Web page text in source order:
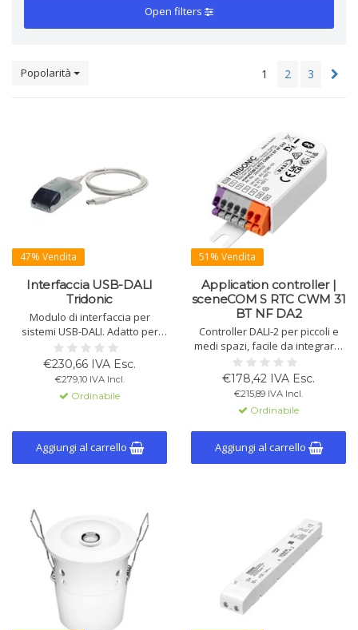
Open filters
Popolarità 1 2 3
47% Vendita
Interfaccia USB-DALI
Tridonic
Modulo di interfaccia per
sistemi USB-DALI. Adatto per
collegare strumenti software
Tridonic, indirizzamento,
programmazione e
parametrizzazione di
installazioni DALI. Alimentato
USB.
€230,66 IVA Esc.
€279,10 IVA Incl.
Ordinabile
Aggiungi al carrello
51% Vendita
Application controller |
sceneCOM S RTC CWM 31
BT NF DA2
Controller DALI-2 per piccoli e
medi spazi, facile da integrare.
Supporta Tridonic e altri
dispositivi DALI/DALI-2.
Aggiornamenti firmware via
Bluetooth. 4 ingressi per
interruttori, alimentazione
tramite linea DALI. Compatto e
versatile.
€178,42 IVA Esc.
€215,89 IVA Incl.
Ordinabile
Aggiungi al carrello